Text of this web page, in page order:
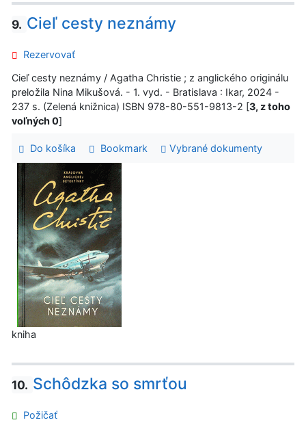
9. Cieľ cesty neznámy
Rezervovať
Cieľ cesty neznámy / Agatha Christie ; z anglického originálu
preložila Nina Mikušová. - 1. vyd. - Bratislava : Ikar, 2024 -
237 s. (Zelená knižnica) ISBN 978-80-551-9813-2 [3, z toho
voľných 0]
Do košíka Bookmark Vybrané dokumenty
kniha
10. Schôdzka so smrťou
Požičať